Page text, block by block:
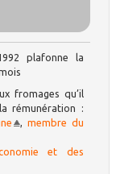
plafonne la
fromages qu’il
rémunération :
, membre du
et des